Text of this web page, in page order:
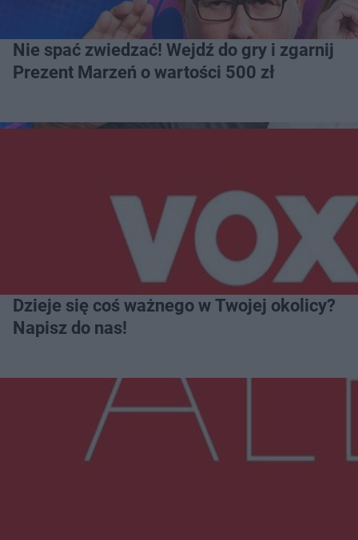
Nie spać zwiedzać! Wejdź do gry i zgarnij
Prezent Marzeń o wartości 500 zł
Dzieje się coś ważnego w Twojej okolicy?
Napisz do nas!
Więcej